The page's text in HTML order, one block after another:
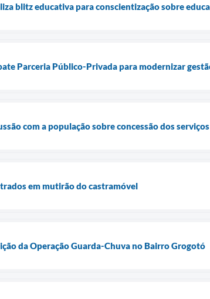
blitz educativa para conscientização sobre
Parceria Público-Privada para modernizar
com a população sobre concessão dos
em mutirão do castramóvel
da Operação Guarda-Chuva no Bairro Grogotó